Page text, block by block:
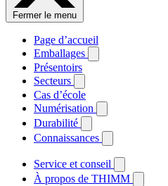
Fermer le menu
Page d’accueil
Emballages
Présentoirs
Secteurs
Cas d’école
Numérisation
Durabilité
Connaissances
Service et conseil
À propos de THIMM